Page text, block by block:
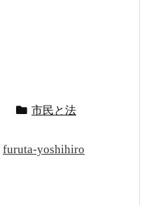
市民と法
furuta-yoshihiro